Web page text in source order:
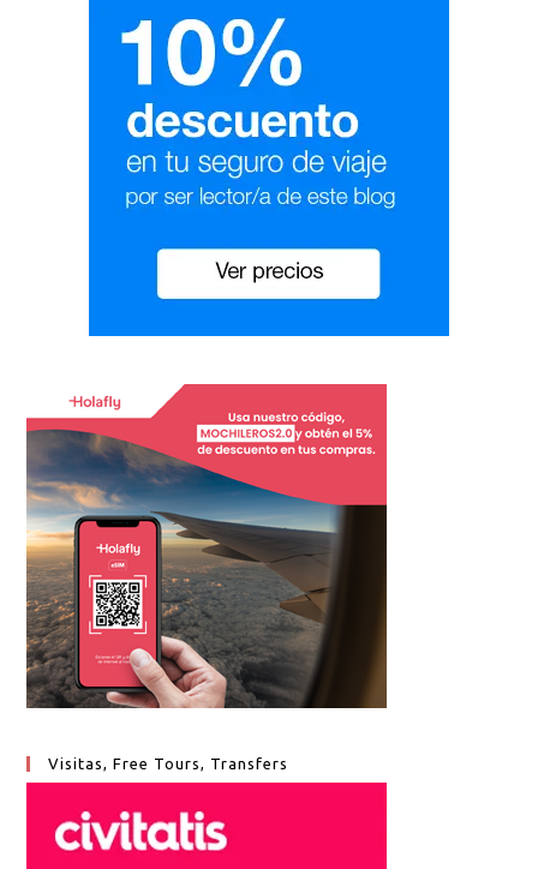
Visitas, Free Tours, Transfers